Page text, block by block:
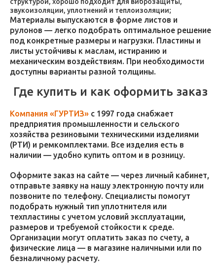
звукоизоляции, уплотнений и теплоизоляции;
Материалы выпускаются в форме листов и
рулонов — легко подобрать оптимальное решение
под конкретные размеры и нагрузки. Пластины и
листы устойчивы к маслам, истиранию и
механическим воздействиям. При необходимости
доступны варианты разной толщины.
Где купить и как оформить заказ
Компания «ГУРТИЗ» с 1997 года снабжает
предприятия промышленности и сельского
хозяйства резиновыми техническими изделиями
(РТИ) и ремкомплектами. Все изделия есть в
наличии — удобно купить оптом и в розницу.
Оформите заказ на сайте — через личный кабинет,
отправьте заявку на нашу электронную почту или
позвоните по телефону. Специалисты помогут
подобрать нужный тип уплотнителя или
техпластины с учетом условий эксплуатации,
размеров и требуемой стойкости к среде.
Организации могут оплатить заказ по счету, а
физические лица — в магазине наличными или по
безналичному расчету.